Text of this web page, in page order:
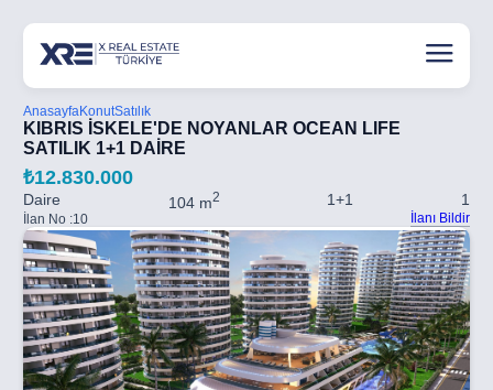
AnasayfaKonutSatılık
KIBRIS İSKELE'DE NOYANLAR OCEAN LIFE
SATILIK 1+1 DAİRE
₺12.830.000
Daire 104 m2 1+1 1
İlan No :10 İlanı Bildir